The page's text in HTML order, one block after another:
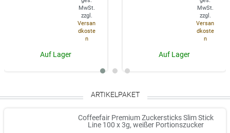
MwSt.
zzgl.
Versan
dkoste
n
Auf Lager
MwSt.
zzgl.
Versan
dkoste
n
Auf Lager
ARTIKELPAKET
Coffeefair Premium Zuckersticks Slim Stick
Line 100 x 3g, weißer Portionszucker